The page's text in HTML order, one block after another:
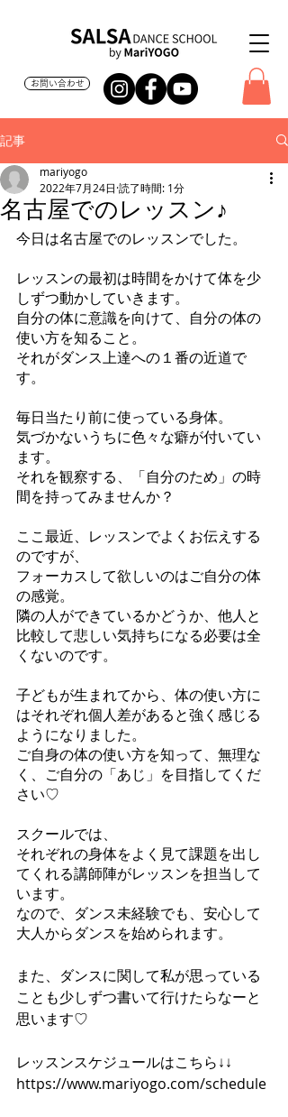
お問い合わせ
記事
名古屋でのレッスン♪
mariyogo
2022年7月24日 読了時間: 1分
今日は名古屋でのレッスンでした。
レッスンの最初は時間をかけて体を少
しずつ動かしていきます。
自分の体に意識を向けて、自分の体の
使い方を知ること。
それがダンス上達への１番の近道で
す。
毎日当たり前に使っている身体。
気づかないうちに色々な癖が付いてい
ます。
それを観察する、「自分のため」の時
間を持ってみませんか？
ここ最近、レッスンでよくお伝えする
のですが、
フォーカスして欲しいのはご自分の体
の感覚。
隣の人ができているかどうか、他人と
比較して悲しい気持ちになる必要は全
くないのです。
子どもが生まれてから、体の使い方に
はそれぞれ個人差があると強く感じる
ようになりました。
ご自身の体の使い方を知って、無理な
く、ご自分の「あじ」を目指してくだ
さい♡
スクールでは、
それぞれの身体をよく見て課題を出し
てくれる講師陣がレッスンを担当して
います。
なので、ダンス未経験でも、安心して
大人からダンスを始められます。
また、ダンスに関して私が思っている
ことも少しずつ書いて行けたらなーと
思います♡
レッスンスケジュールはこちら↓↓
https://www.mariyogo.com/schedule